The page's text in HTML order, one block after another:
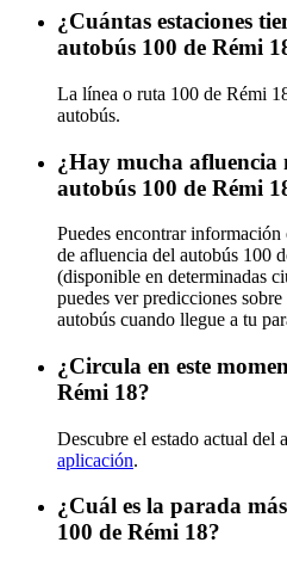
¿Cuántas estaciones
autobús 100 de Rémi
La línea o ruta 100 de Rémi
autobús.
¿Hay mucha afluencia
autobús 100 de Rémi
Puedes encontrar
de afluencia del autobús 100
(disponible en determinadas
puedes ver predicciones
autobús cuando llegue a tu
¿Circula en este
Rémi 18?
Descubre el estado actual del
aplicación.
¿Cuál es la parada
100 de Rémi 18?